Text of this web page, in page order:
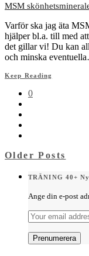
MSM
Varför ska jag äta
hjälper bl.a. till med
det gillar vi! Du kan
och minska
Keep Reading
0
Older Posts
TRÄNING 40+
Ange din e-post